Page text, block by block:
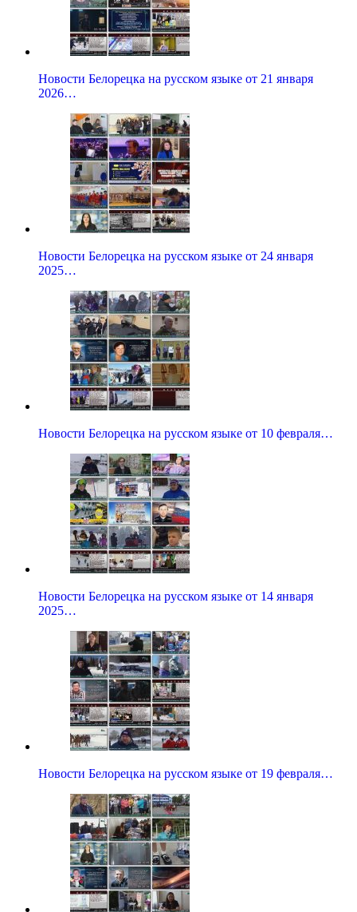
Новости Белорецка на русском языке от 21 января
2026…
Новости Белорецка на русском языке от 24 января
2025…
Новости Белорецка на русском языке от 10 февраля…
Новости Белорецка на русском языке от 14 января
2025…
Новости Белорецка на русском языке от 19 февраля…